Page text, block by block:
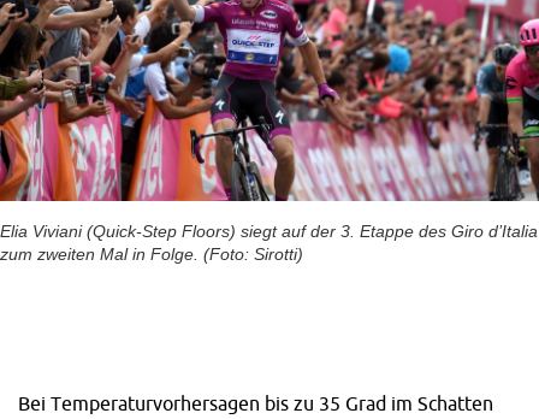
Elia Viviani (Quick-Step Floors) siegt auf der 3. Etappe des Giro d’Italia
zum zweiten Mal in Folge. (Foto: Sirotti)
Bei Temperaturvorhersagen bis zu 35 Grad im Schatten